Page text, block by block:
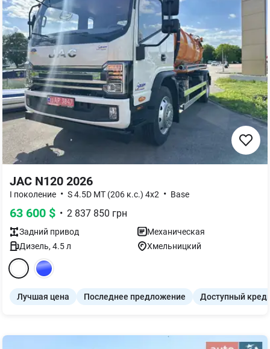
JAC N120 2026
I поколение • S 4.5D MT (206 к.с.) 4x2 • Base
63 600 $ • 2 837 850 грн
Задний привод
Механическая
Дизель, 4.5л Хмельницкий
Лучшая цена Последнее предложение Доступный